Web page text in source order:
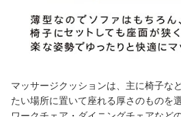
マッサージクッションは、主に椅子な
たい場所に置いて座れる厚さのものを